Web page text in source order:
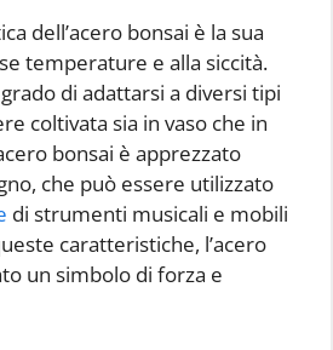
dell’acero bonsai è la sua
temperature e alla siccità.
di adattarsi a diversi tipi
coltivata sia in vaso che in
bonsai è apprezzato
che può essere utilizzato
di strumenti musicali e mobili
caratteristiche, l’acero
un simbolo di forza e